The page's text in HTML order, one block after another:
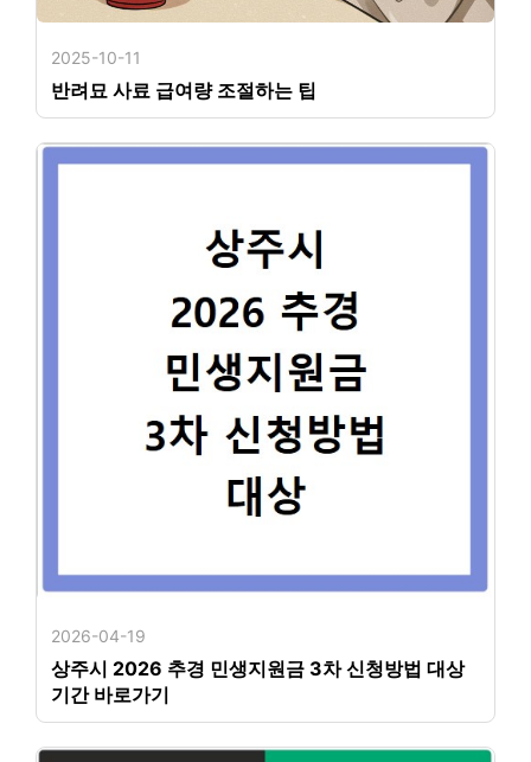
2025-10-11
반려묘 사료 급여량 조절하는 팁
2026-04-19
상주시 2026 추경 민생지원금 3차 신청방법 대상
기간 바로가기